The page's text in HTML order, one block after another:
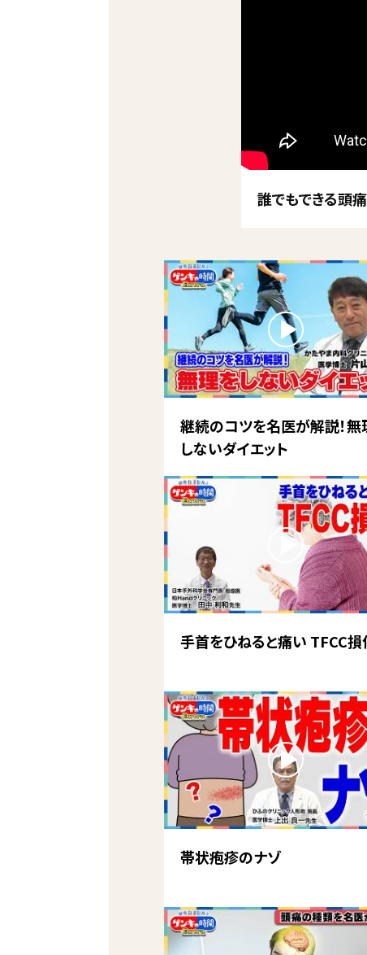
誰でもできる頭
継続のコツを名医が解説！無
しないダイエット
手首をひねると痛い TFCC損
帯状疱疹のナゾ